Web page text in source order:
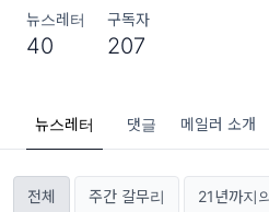
뉴스레터
40
구독자
207
뉴스레터 댓글 메일러 소개
전체 주간 갈무리 21년까지